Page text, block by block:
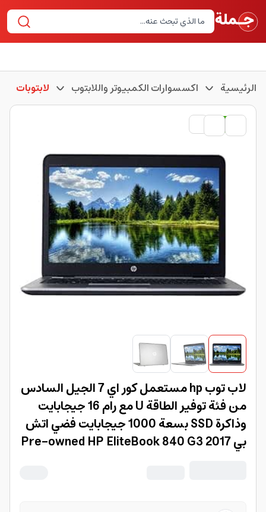
الرئيسية اكسسوارات الكمبيوتر واللابتوب لابتوبات
لاب توب hp مستعمل كور اي 7 الجيل السادس
من فئة توفير الطاقة U مع رام 16 جيجابايت
وذاكرة SSD بسعة 1000 جيجابايت فضي اتش
بي Pre-owned HP EliteBook 840 G3 2017